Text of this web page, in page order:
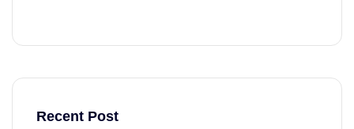
Recent Post